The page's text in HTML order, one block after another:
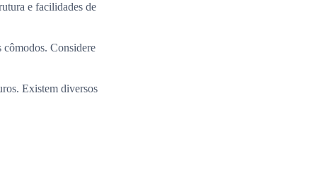
e facilidades de
cômodos. Considere
Existem diversos